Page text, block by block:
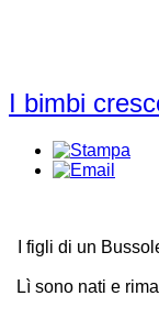
I bimbi
I figli di un
Lì sono nati e